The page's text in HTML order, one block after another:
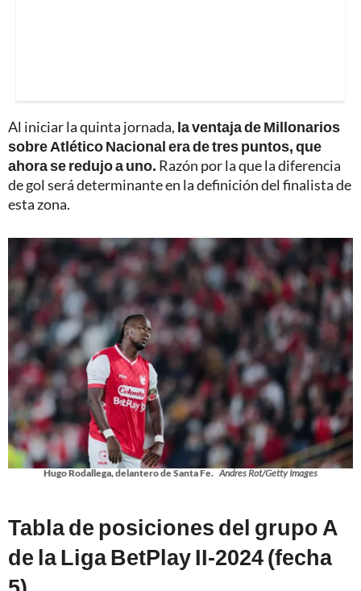
Al iniciar la quinta jornada, la ventaja de Millonarios
sobre Atlético Nacional era de tres puntos, que
ahora se redujo a uno. Razón por la que la diferencia
de gol será determinante en la definición del finalista de
esta zona.
Hugo Rodallega, delantero de Santa Fe. Andres Rot/Getty Images
Tabla de posiciones del grupo A
de la Liga BetPlay II-2024 (fecha